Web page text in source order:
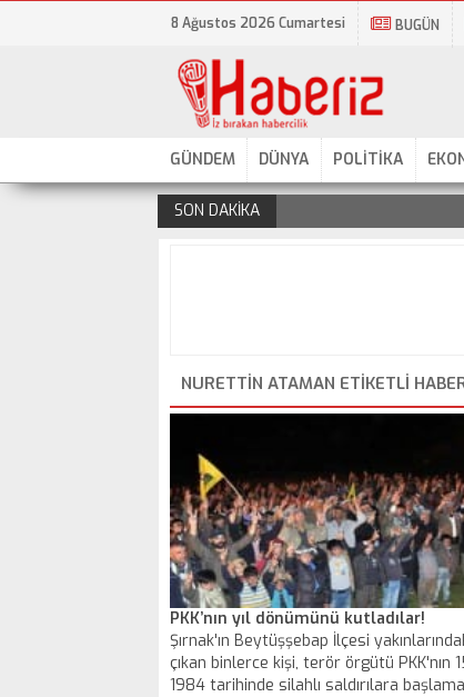
8 Ağustos 2026 Cumartesi BUGÜN
GÜNDEM DÜNYA POLİTİKA
SON DAKİKA
NURETTIN ATAMAN ETIKETLI
PKK’nın yıl dönümünü kutladılar!
Şırnak'ın Beytüşşebap İlçesi
çıkan binlerce kişi, terör örgütü PKK'nın
1984 tarihinde silahlı saldırılara